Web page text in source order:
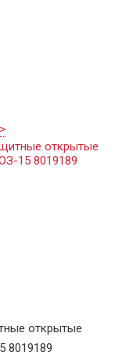
открытые
8019189